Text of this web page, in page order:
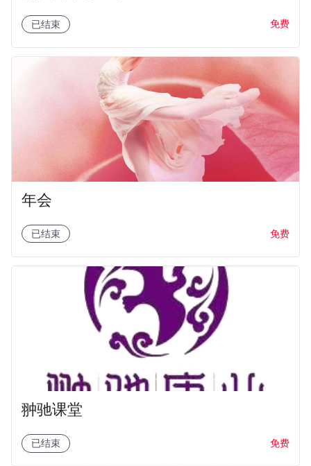
已结束 免费
年会
已结束 免费
翀驰课堂
已结束 免费